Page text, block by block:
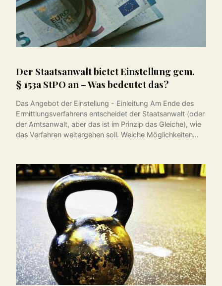
Der Staatsanwalt bietet Einstellung gem.
§ 153a StPO an – Was bedeutet das?
Das Angebot der Einstellung - Einleitung Am Ende des
Ermittlungsverfahrens entscheidet der Staatsanwalt (oder
der Amtsanwalt, aber das ist im Prinzip das Gleiche), wie
das Verfahren weitergehen soll. Welche Möglichkeiten…